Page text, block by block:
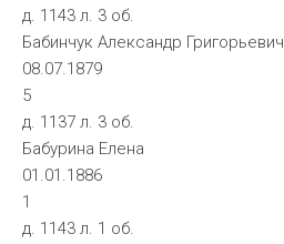
д. 1143 л. 3 об.
Бабинчук Александр Григорьевич
08.07.1879
5
д. 1137 л. 3 об.
Бабурина Елена
01.01.1886
1
д. 1143 л. 1 об.